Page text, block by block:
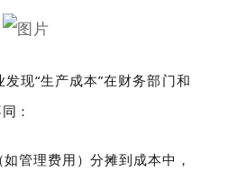
发现“生产成本”在财务部门和
：
管理费用）分摊到成本中，